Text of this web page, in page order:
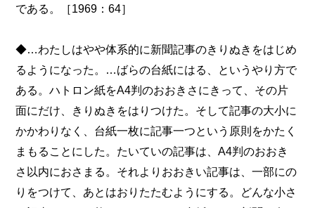
である。［1969：64］
◆…わたしはやや体系的に新聞記事のきりぬきをはじめ
るようになった。…ばらの台紙にはる、というやり方で
ある。ハトロン紙をA4判のおおきさにきって、その片
面にだけ、きりぬきをはりつけた。そして記事の大小に
かかわりなく、台紙一枚に記事一つという原則をかたく
まもることにした。たいていの記事は、A4判のおおき
さ以内におさまる。それよりおおきい記事は、一部にの
りをつけて、あとはおりたたむようにする。どんな小さ